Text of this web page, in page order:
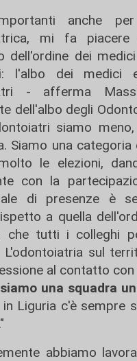
anche
mi fa piacere
dell'ordine dei
l'albo dei medici
- afferma
dell'albo degli
siamo
Siamo una categoria
le elezioni,
con la
di presenze è
a quella
che tutti i colleghi
L'odontoiatria sul
al contatto
una squadra
Liguria c'è sempre
abbiamo